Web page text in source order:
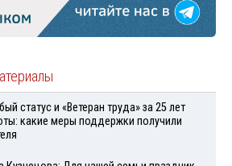
статус и «Ветеран труда» за 25 лет
какие меры поддержки получили